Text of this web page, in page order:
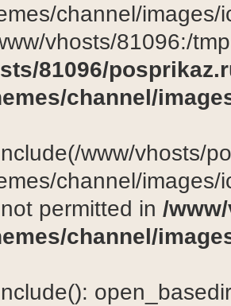
channel/
vhosts/81096:/
81096/
channel/
www/vhosts/
channel/
permitted in /
channel/